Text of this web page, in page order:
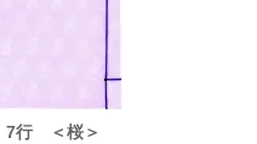
行 ＜桜＞